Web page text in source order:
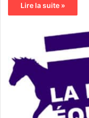
Lire la suite »